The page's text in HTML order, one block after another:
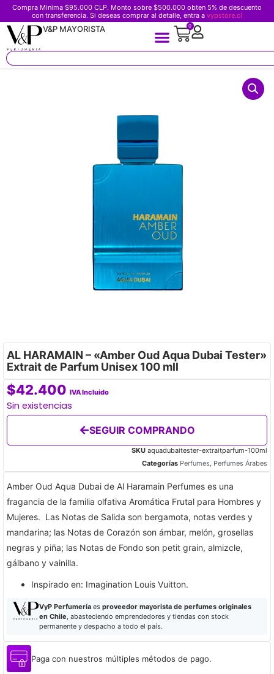
Compra Minima $95.000 CLP. Monto sobre $500.000 obten 5% de descuento
con transferencia. Si deseas comprar al detalle, entra a vypstore.cl
V&P MAYORISTA 0
AL HARAMAIN – «Amber Oud Aqua Dubai Tester»
Extrait de Parfum Unisex 100 mll
$42.400 IVA Incluido
Sin existencias
SEGUIR COMPRANDO
SKU aquadubaitester-extraitparfum-100ml
Categorías Perfumes, Perfumes Árabes
Amber Oud Aqua Dubai de Al Haramain Perfumes es una
fragancia de la familia olfativa Aromática Frutal para Hombres y
Mujeres. Las Notas de Salida son bergamota, notas verdes y
mandarina; las Notas de Corazón son ámbar, melón, grosellas
negras y piña; las Notas de Fondo son petit grain, almizcle,
gálbano y vainilla.
Inspirado en: Imagination Louis Vuitton.​
VyP Perfumeríaes proveedor mayorista de perfumes originales
en Chile, abasteciendo emprendedores y tiendas con stock
permanente y despacho a todo el país.
Paga con nuestros múltiples métodos de pago.